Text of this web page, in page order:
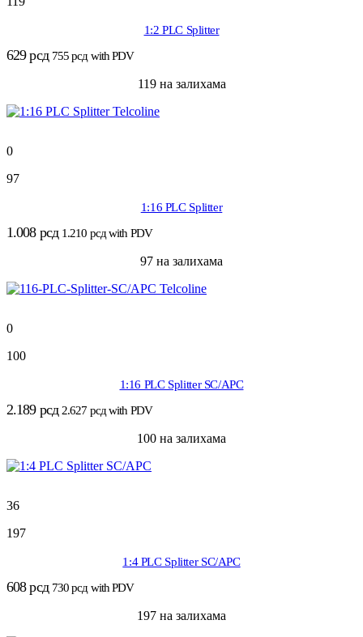
1:2 PLC Splitter
629рсд 755рсдwith PDV
119 на залихама
0
97
1:16 PLC Splitter
1.008 рсд 1.210 рсдwith PDV
97 на залихама
0
100
1:16 PLC Splitter SC/APC
2.189 рсд 2.627 рсдwith PDV
100 на залихама
36
197
1:4 PLC Splitter SC/APC
608рсд 730рсдwith PDV
197 на залихама